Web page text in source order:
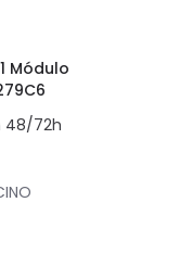
Módulo
48/72h